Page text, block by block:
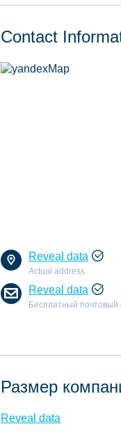
Contact
Reveal data
Actual address
Reveal data
Бесплатный почтовый
Размер
Reveal data